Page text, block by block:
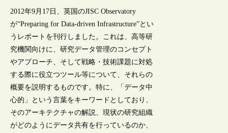
2012年9月17日、英国のJISC Observatory
が“Preparing for Data-driven Infrastructure”とい
うレポートを刊行しました。これは、高等研
究機関向けに、研究データ管理のコンセプト
やアプローチ、そして戦略・技術課題に対処
する際に役立つツール等について、それらの
概要を説明するものです。特に、「データ中
心的」という言葉をキーワードとしており、
そのアーキテクチャの解説、現状の研究組織
がどのようにデータ共有を行っているのか、